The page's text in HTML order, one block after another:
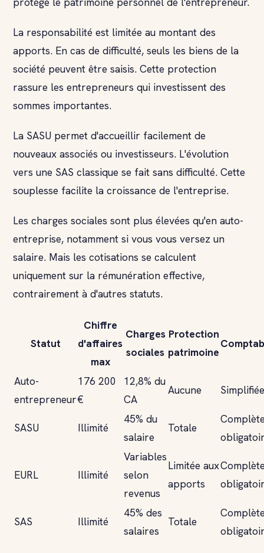
La responsabilité est limitée au montant des
apports. En cas de difficulté, seuls les biens de la
société peuvent être saisis. Cette protection
rassure les entrepreneurs qui investissent des
sommes importantes.
La SASU permet d'accueillir facilement de
nouveaux associés ou investisseurs. L'évolution
vers une SAS classique se fait sans difficulté. Cette
souplesse facilite la croissance de l'entreprise.
Les charges sociales sont plus élevées qu'en auto-
entreprise, notamment si vous vous versez un
salaire. Mais les cotisations se calculent
uniquement sur la rémunération effective,
contrairement à d'autres statuts.
Statut
Chiffre
d'affaires
max
Charges
sociales
Protection
patrimoine
Auto-
entrepreneur
176 200
€
12,8% du
CA
Aucune Simplifiée
SASU Illimité
45% du
salaire
Totale
EURL Illimité
Variables
selon
revenus
Limitée aux
apports
SAS Illimité
45% des
salaires
Totale